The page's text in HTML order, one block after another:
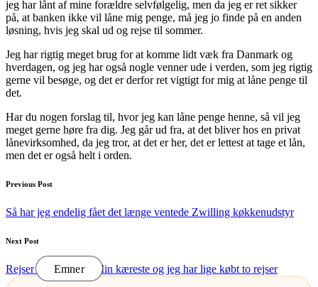
jeg har lånt af mine forældre selvfølgelig, men da jeg er ret sikker
på, at banken ikke vil låne mig penge, må jeg jo finde på en anden
løsning, hvis jeg skal ud og rejse til sommer.
Jeg har rigtig meget brug for at komme lidt væk fra Danmark og
hverdagen, og jeg har også nogle venner ude i verden, som jeg rigtig
gerne vil besøge, og det er derfor ret vigtigt for mig at låne penge til
det.
Har du nogen forslag til, hvor jeg kan låne penge henne, så vil jeg
meget gerne høre fra dig. Jeg går ud fra, at det bliver hos en privat
lånevirksomhed, da jeg tror, at det er her, det er lettest at tage et lån,
men det er også helt i orden.
Post
navigation
Previous Post
Så har jeg endelig fået det længe ventede Zwilling køkkenudstyr
Next Post
Rejser til Malaysia: Min kæreste og jeg har lige købt to rejser
Emner